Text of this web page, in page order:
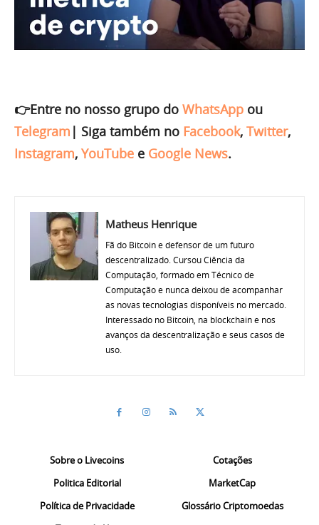
👉Entre no nosso grupo do WhatsApp ou
Telegram | Siga também no Facebook, Twitter,
Instagram, YouTube e Google News.
Matheus Henrique
Fã do Bitcoin e defensor de um futuro
descentralizado. Cursou Ciência da
Computação, formado em Técnico de
Computação e nunca deixou de acompanhar
as novas tecnologias disponíveis no mercado.
Interessado no Bitcoin, na blockchain e nos
avanços da descentralização e seus casos de
uso.
Sobre o Livecoins
Politica Editorial
Política de Privacidade
Cotações
MarketCap
Glossário Criptomoedas